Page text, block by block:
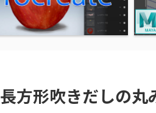
長方形吹きだしの丸